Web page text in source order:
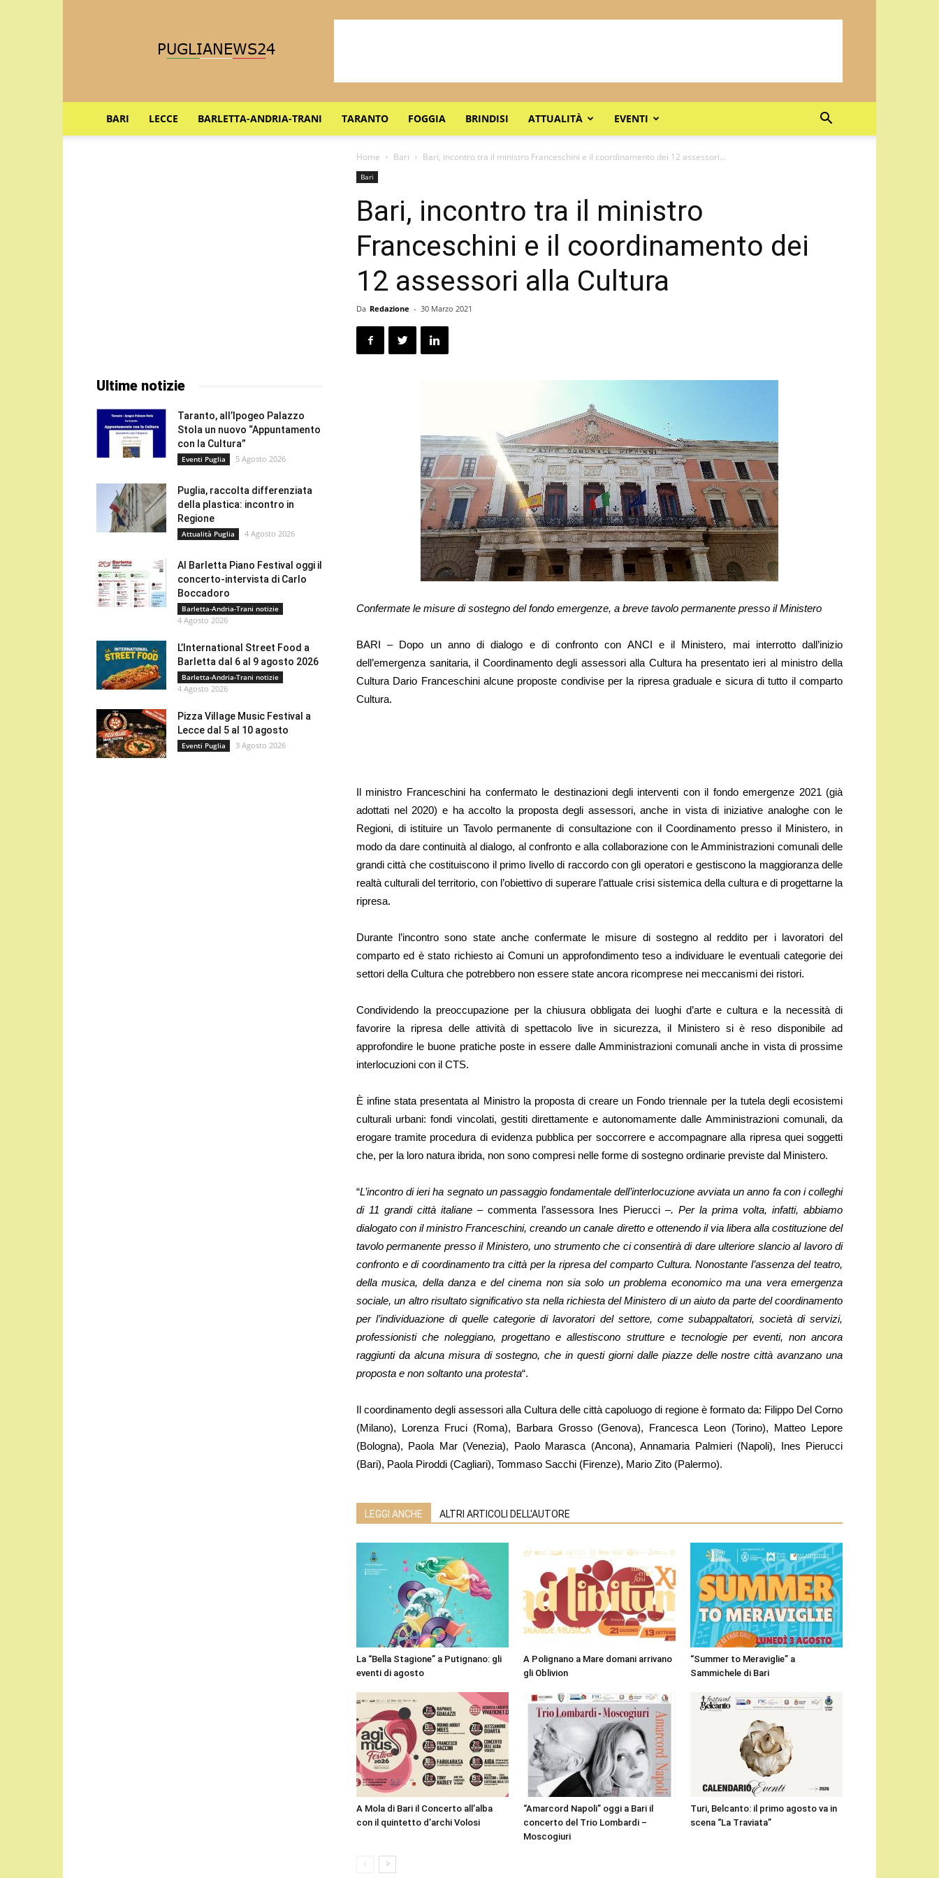
BARI LECCE BARLETTA-ANDRIA-TRANI TARANTO FOGGIA BRINDISI ATTUALITÀ EVENTI
Home Bari Bari, incontro tra il ministro Franceschini e il coordinamento dei 12 assessori...
Bari
Bari, incontro tra il ministro
Franceschini e il coordinamento dei
12 assessori alla Cultura
Da Redazione - 30 Marzo 2021
Confermate le misure di sostegno del fondo emergenze, a breve tavolo permanente presso il Ministero
BARI – Dopo un anno di dialogo e di confronto con ANCI e il Ministero, mai interrotto dall’inizio
dell’emergenza sanitaria, il Coordinamento degli assessori alla Cultura ha presentato ieri al ministro della
Cultura Dario Franceschini alcune proposte condivise per la ripresa graduale e sicura di tutto il comparto
Cultura.
Il ministro Franceschini ha confermato le destinazioni degli interventi con il fondo emergenze 2021 (già
adottati nel 2020) e ha accolto la proposta degli assessori, anche in vista di iniziative analoghe con le
Regioni, di istituire un Tavolo permanente di consultazione con il Coordinamento presso il Ministero, in
modo da dare continuità al dialogo, al confronto e alla collaborazione con le Amministrazioni comunali delle
grandi città che costituiscono il primo livello di raccordo con gli operatori e gestiscono la maggioranza delle
realtà culturali del territorio, con l’obiettivo di superare l’attuale crisi sistemica della cultura e di progettarne la
ripresa.
Durante l’incontro sono state anche confermate le misure di sostegno al reddito per i lavoratori del
comparto ed è stato richiesto ai Comuni un approfondimento teso a individuare le eventuali categorie dei
settori della Cultura che potrebbero non essere state ancora ricomprese nei meccanismi dei ristori.
Condividendo la preoccupazione per la chiusura obbligata dei luoghi d’arte e cultura e la necessità di
favorire la ripresa delle attività di spettacolo live in sicurezza, il Ministero si è reso disponibile ad
approfondire le buone pratiche poste in essere dalle Amministrazioni comunali anche in vista di prossime
interlocuzioni con il CTS.
È infine stata presentata al Ministro la proposta di creare un Fondo triennale per la tutela degli ecosistemi
culturali urbani: fondi vincolati, gestiti direttamente e autonomamente dalle Amministrazioni comunali, da
erogare tramite procedura di evidenza pubblica per soccorrere e accompagnare alla ripresa quei soggetti
che, per la loro natura ibrida, non sono compresi nelle forme di sostegno ordinarie previste dal Ministero.
“L’incontro di ieri ha segnato un passaggio fondamentale dell’interlocuzione avviata un anno fa con i colleghi
di 11 grandi città italiane – commenta l’assessora Ines Pierucci –. Per la prima volta, infatti, abbiamo
dialogato con il ministro Franceschini, creando un canale diretto e ottenendo il via libera alla costituzione del
tavolo permanente presso il Ministero, uno strumento che ci consentirà di dare ulteriore slancio al lavoro di
confronto e di coordinamento tra città per la ripresa del comparto Cultura. Nonostante l’assenza del teatro,
della musica, della danza e del cinema non sia solo un problema economico ma una vera emergenza
sociale, un altro risultato significativo sta nella richiesta del Ministero di un aiuto da parte del coordinamento
per l’individuazione di quelle categorie di lavoratori del settore, come subappaltatori, società di servizi,
professionisti che noleggiano, progettano e allestiscono strutture e tecnologie per eventi, non ancora
raggiunti da alcuna misura di sostegno, che in questi giorni dalle piazze delle nostre città avanzano una
proposta e non soltanto una protesta“.
Il coordinamento degli assessori alla Cultura delle città capoluogo di regione è formato da: Filippo Del Corno
(Milano), Lorenza Fruci (Roma), Barbara Grosso (Genova), Francesca Leon (Torino), Matteo Lepore
(Bologna), Paola Mar (Venezia), Paolo Marasca (Ancona), Annamaria Palmieri (Napoli), Ines Pierucci
(Bari), Paola Piroddi (Cagliari), Tommaso Sacchi (Firenze), Mario Zito (Palermo).
LEGGI ANCHE ALTRI ARTICOLI DELL'AUTORE
La “Bella Stagione” a Putignano: gli
eventi di agosto
A Polignano a Mare domani arrivano
gli Oblivion
“Summer to Meraviglie” a
Sammichele di Bari
A Mola di Bari il Concerto all’alba
con il quintetto d’archi Volosi
“Amarcord Napoli” oggi a Bari il
concerto del Trio Lombardi –
Moscogiuri
Turi, Belcanto: il primo agosto va in
scena “La Traviata”
Ultime notizie
Taranto, all’Ipogeo Palazzo
Stola un nuovo “Appuntamento
con la Cultura”
Eventi Puglia 5 Agosto 2026
Puglia, raccolta differenziata
della plastica: incontro in
Regione
Attualità Puglia 4 Agosto 2026
Al Barletta Piano Festival oggi il
concerto-intervista di Carlo
Boccadoro
Barletta-Andria-Trani notizie
4 Agosto 2026
L’International Street Food a
Barletta dal 6 al 9 agosto 2026
Barletta-Andria-Trani notizie
4 Agosto 2026
Pizza Village Music Festival a
Lecce dal 5 al 10 agosto
Eventi Puglia 3 Agosto 2026